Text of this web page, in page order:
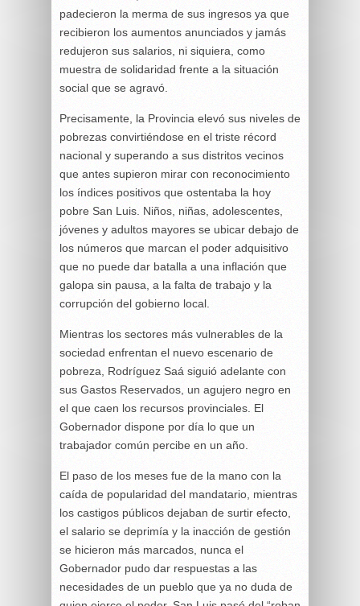
padecieron la merma de sus ingresos ya que
recibieron los aumentos anunciados y jamás
redujeron sus salarios, ni siquiera, como
muestra de solidaridad frente a la situación
social que se agravó.
Precisamente, la Provincia elevó sus niveles de
pobrezas convirtiéndose en el triste récord
nacional y superando a sus distritos vecinos
que antes supieron mirar con reconocimiento
los índices positivos que ostentaba la hoy
pobre San Luis. Niños, niñas, adolescentes,
jóvenes y adultos mayores se ubicar debajo de
los números que marcan el poder adquisitivo
que no puede dar batalla a una inflación que
galopa sin pausa, a la falta de trabajo y la
corrupción del gobierno local.
Mientras los sectores más vulnerables de la
sociedad enfrentan el nuevo escenario de
pobreza, Rodríguez Saá siguió adelante con
sus Gastos Reservados, un agujero negro en
el que caen los recursos provinciales. El
Gobernador dispone por día lo que un
trabajador común percibe en un año.
El paso de los meses fue de la mano con la
caída de popularidad del mandatario, mientras
los castigos públicos dejaban de surtir efecto,
el salario se deprimía y la inacción de gestión
se hicieron más marcados, nunca el
Gobernador pudo dar respuestas a las
necesidades de un pueblo que ya no duda de